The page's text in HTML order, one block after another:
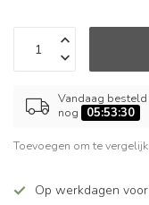
Vandaag
nog
05:53:30
Toevoegen om te
Op werkdagen